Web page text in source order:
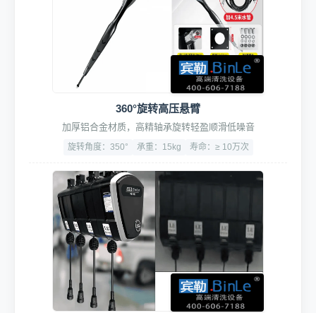
360°旋转高压悬臂
加厚铝合金材质，高精轴承旋转轻盈顺滑低噪音
旋转角度：350° 承重：15kg 寿命：≥ 10万次